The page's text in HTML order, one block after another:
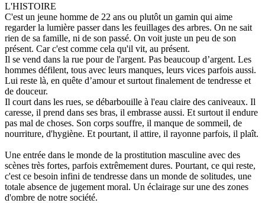
L'HISTOIRE
C'est un jeune homme de 22 ans ou plutôt un gamin qui aime
regarder la lumière passer dans les feuillages des arbres. On ne sait
rien de sa famille, ni de son passé. On voit juste un peu de son
présent. Car c'est comme cela qu'il vit, au présent.
Il se vend dans la rue pour de l'argent. Pas beaucoup d’argent. Les
hommes défilent, tous avec leurs manques, leurs vices parfois aussi.
Lui reste là, en quête d’amour et surtout finalement de tendresse et
de douceur.
Il court dans les rues, se débarbouille à l'eau claire des caniveaux. Il
caresse, il prend dans ses bras, il embrasse aussi. Et surtout il endure
pas mal de choses. Son corps souffre, il manque de sommeil, de
nourriture, d'hygiène. Et pourtant, il attire, il rayonne parfois, il plaît.
Une entrée dans le monde de la prostitution masculine avec des
scènes très fortes, parfois extrêmement dures. Pourtant, ce qui reste,
c'est ce besoin infini de tendresse dans un monde de solitudes, une
totale absence de jugement moral. Un éclairage sur une des zones
d'ombre de notre société.